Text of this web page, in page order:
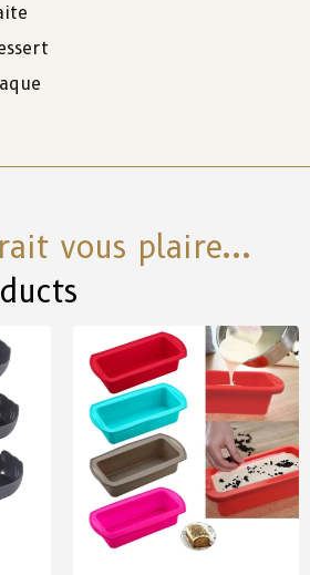
vous plaire...